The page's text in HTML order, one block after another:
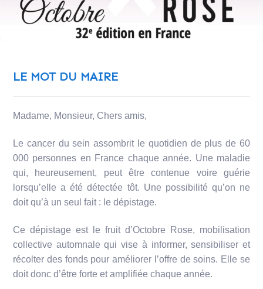
LE MOT DU MAIRE
Madame, Monsieur, Chers amis,
Le cancer du sein assombrit le quotidien de plus de 60
000 personnes en France chaque année. Une maladie
qui, heureusement, peut être contenue voire guérie
lorsqu’elle a été détectée tôt. Une possibilité qu’on ne
doit qu’à un seul fait : le dépistage.
Ce dépistage est le fruit d’Octobre Rose, mobilisation
collective automnale qui vise à informer, sensibiliser et
récolter des fonds pour améliorer l’offre de soins. Elle se
doit donc d’être forte et amplifiée chaque année.